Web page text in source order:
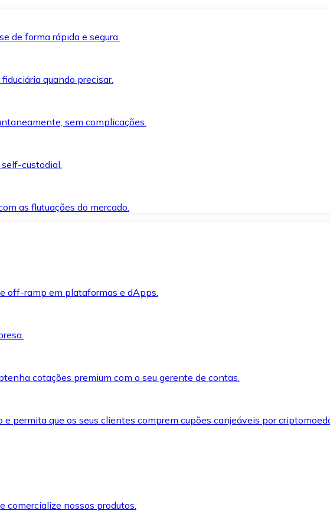
de forma rápida e segura.
quando precisar.
sem complicações.
custodial.
as flutuações do mercado.
off-ramp em plataformas e dApps.
cotações premium com o seu gerente de contas.
permita que os seus clientes comprem cupões canjeáveis por
comercialize nossos produtos.